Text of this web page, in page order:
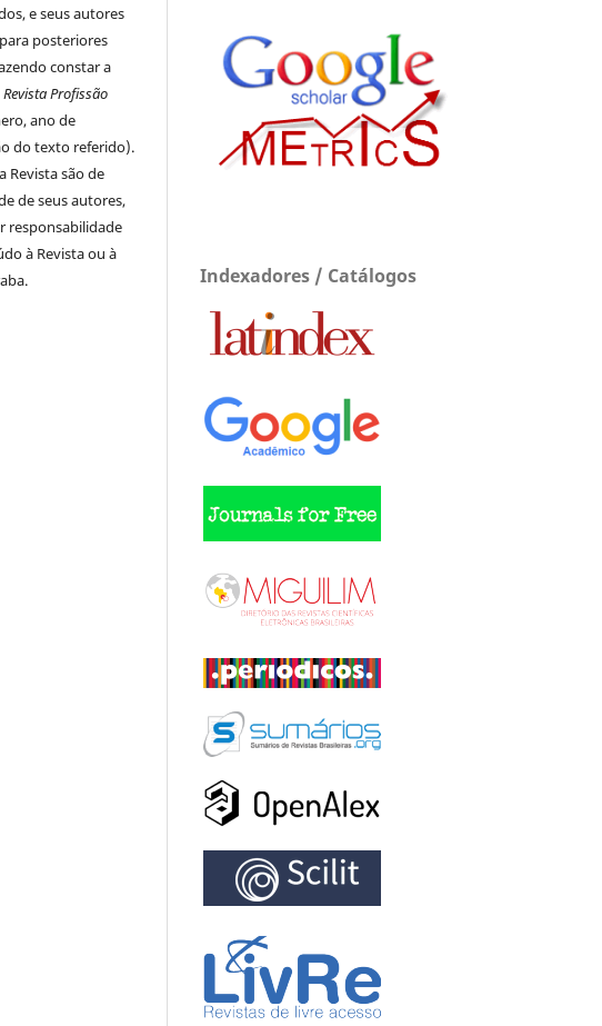
e seus autores
posteriores
constar a
Revista Profissão
ano de
do texto referido).
Revista são de
de seus autores,
responsabilidade
à Revista ou à
Indexadores / Catálogos